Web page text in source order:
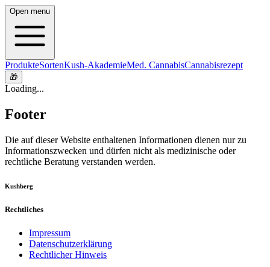
Open menu
ProdukteSortenKush-AkademieMed. CannabisCannabisrezept
🎁
Loading...
Footer
Die auf dieser Website enthaltenen Informationen dienen nur zu
Informationszwecken und dürfen nicht als medizinische oder
rechtliche Beratung verstanden werden.
Kushberg
Rechtliches
Impressum
Datenschutzerklärung
Rechtlicher Hinweis